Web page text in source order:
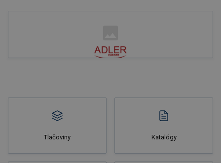
Tlačoviny Katalógy